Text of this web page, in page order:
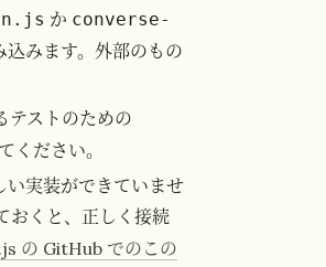
か converse-
みます。外部のもの
テストのための
ださい。
実装ができていませ
おくと、正しく接続
の GitHub でのこの